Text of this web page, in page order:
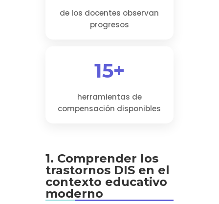
de los docentes observan
progresos
15+
herramientas de
compensación disponibles
1. Comprender los
trastornos DIS en el
contexto educativo
moderno